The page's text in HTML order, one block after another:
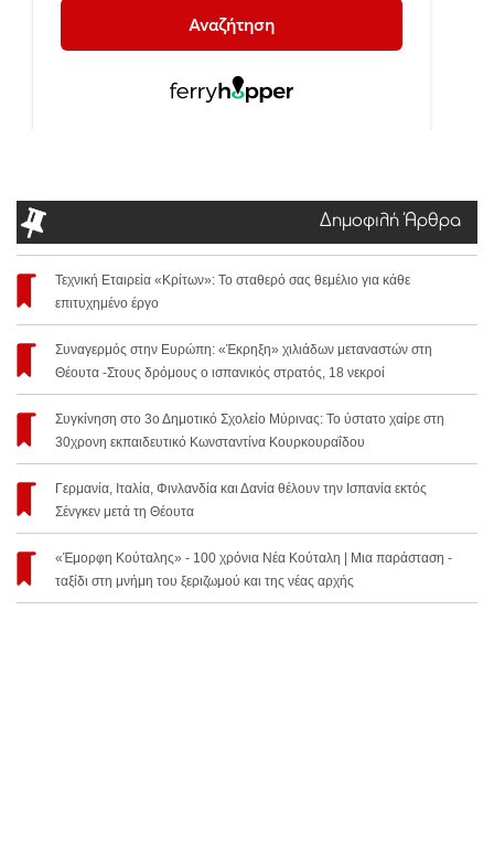
Δημοφιλή Άρθρα
Τεχνική Εταιρεία «Κρίτων»: Το σταθερό σας θεμέλιο για κάθε
επιτυχημένο έργο
Συναγερμός στην Ευρώπη: «Έκρηξη» χιλιάδων μεταναστών στη
Θέουτα -Στους δρόμους ο ισπανικός στρατός, 18 νεκροί
Συγκίνηση στο 3ο Δημοτικό Σχολείο Μύρινας: Το ύστατο χαίρε στη
30χρονη εκπαιδευτικό Κωνσταντίνα Κουρκουραΐδου
Γερμανία, Ιταλία, Φινλανδία και Δανία θέλουν την Ισπανία εκτός
Σένγκεν μετά τη Θέουτα
«Έμορφη Κούταλης» - 100 χρόνια Νέα Κούταλη | Μια παράσταση -
ταξίδι στη μνήμη του ξεριζωμού και της νέας αρχής